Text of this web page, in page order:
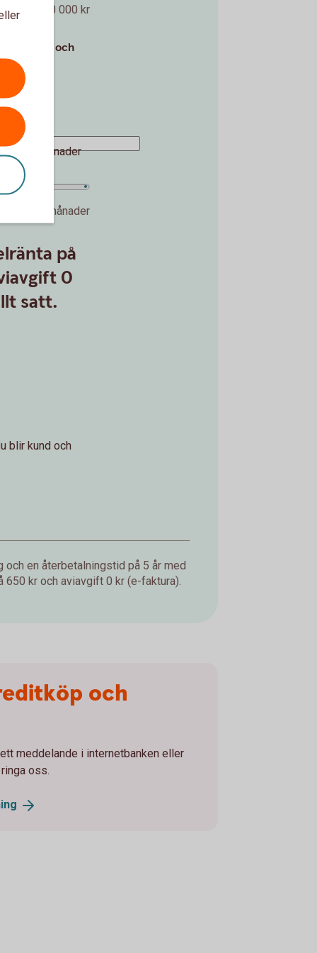
5 000 000 kr
och
kr
%
120 månader
månader
på
0
satt.
blir kund och
och en återbetalningstid på 5 år med
kr och aviavgift 0 kr (e-faktura).
och
meddelande i internetbanken eller
oss.